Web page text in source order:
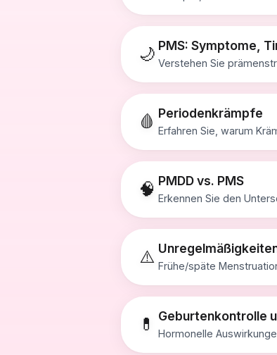
🌙 PMS: Symptome,
Verstehen Sie
🩸 Periodenkrämpfe
Erfahren Sie, warum
🧠 PMDD vs. PMS
Erkennen Sie den
⚠️ Frühe/späte
💊 Geburtenkontrolle
Hormonelle